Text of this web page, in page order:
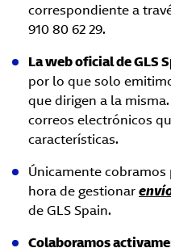
correspondiente a
910 80 62 29.
La web oficial de GLS
por lo que solo
que dirigen a la
correos electrónicos
características.
Únicamente
hora de gestionar
de GLS Spain.
Colaboramos